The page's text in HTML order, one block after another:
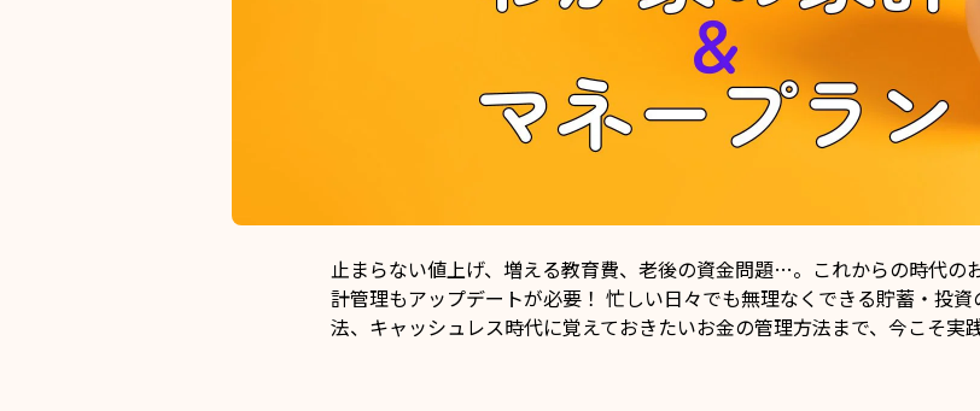
止まらない値上げ、増える教育費、老後の資金問題…。これからの時代の
計管理もアップデートが必要！ 忙しい日々でも無理なくできる貯蓄・投
法、キャッシュレス時代に覚えておきたいお金の管理方法まで、今こそ実